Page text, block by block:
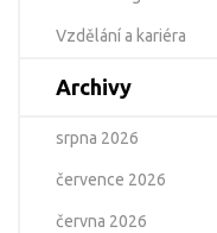
Vzdělání a kariéra
Archivy
srpna 2026
července 2026
června 2026